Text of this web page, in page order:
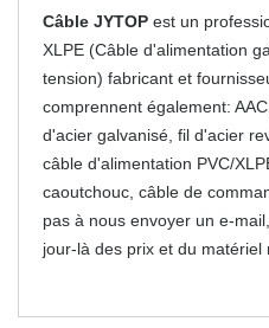
Câble JYTOP est un
XLPE (Câble d'alimentation
tension) fabricant et
comprennent également:
d'acier galvanisé, fil d'acier
câble d'alimentation PVC/
caoutchouc, câble de
pas à nous envoyer un e-
jour-là des prix et du matériel